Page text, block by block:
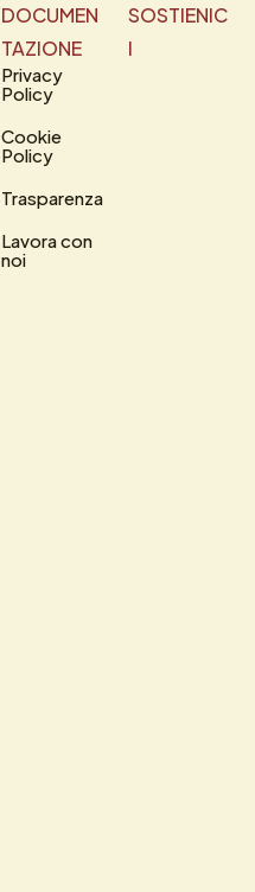
DOCUMEN
TAZIONE
Privacy
Policy
Cookie
Policy
Trasparenza
Lavora con
noi
SOSTIENIC
I